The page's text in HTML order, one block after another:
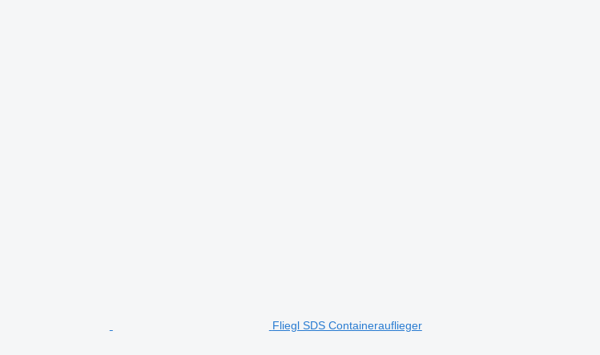
Fliegl SDS Containerauflieger